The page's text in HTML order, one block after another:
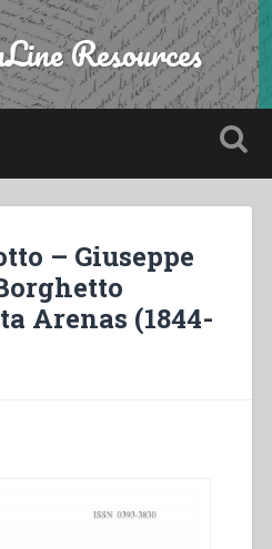
Resources
– Giuseppe
Arenas (1844-